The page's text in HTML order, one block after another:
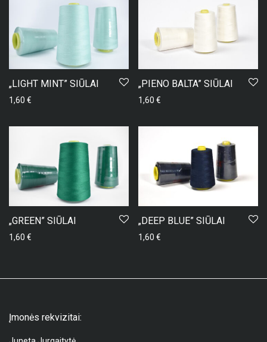
„LIGHT MINT” SIŪLAI
1,60 €
„PIENO BALTA” SIŪLAI
1,60 €
„GREEN” SIŪLAI
1,60 €
„DEEP BLUE” SIŪLAI
1,60 €
Įmonės rekvizitai: